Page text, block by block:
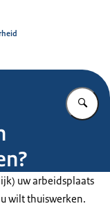
uw arbeidsplaats
wilt thuiswerken.